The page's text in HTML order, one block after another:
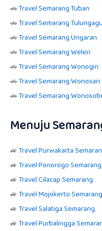
🚗Travel Semarang Tuban
🚗Travel Semarang
🚗Travel Semarang Ungaran
🚗Travel Semarang Weleri
🚗Travel Semarang Wonogiri
🚗Travel Semarang Wonosari
🚗Travel Semarang
Menuju
🚙 Travel Purwakarta
🚙 Travel Ponorogo Semarang
🚙 Travel Cilacap Semarang
🚙 Travel Mojokerto Semarang
🚙 Travel Salatiga Semarang
🚙 Travel Purbalingga